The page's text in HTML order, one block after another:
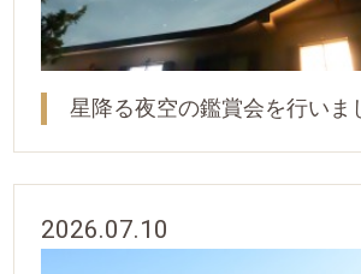
星降る夜空の鑑賞会を行いま
2026.07.10